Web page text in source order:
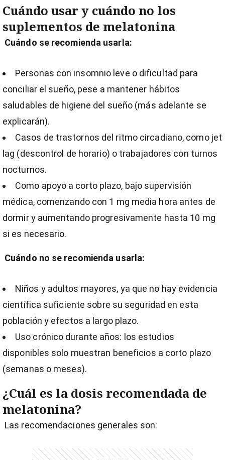
Cuándo usar y cuándo no los
suplementos de melatonina
Cuándo se recomienda usarla:
Personas con insomnio leve o dificultad para
conciliar el sueño, pese a mantener hábitos
saludables de higiene del sueño (más adelante se
explicarán).
Casos de trastornos del ritmo circadiano, como jet
lag (descontrol de horario) o trabajadores con turnos
nocturnos.
Como apoyo a corto plazo, bajo supervisión
médica, comenzando con 1 mg media hora antes de
dormir y aumentando progresivamente hasta 10 mg
si es necesario.
Cuándo no se recomienda usarla:
Niños y adultos mayores, ya que no hay evidencia
científica suficiente sobre su seguridad en esta
población y efectos a largo plazo.
Uso crónico durante años: los estudios
disponibles solo muestran beneficios a corto plazo
(semanas o meses).
¿Cuál es la dosis recomendada de
melatonina?
Las recomendaciones generales son: